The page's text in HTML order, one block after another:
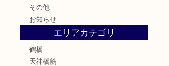
その他
お知らせ
エリアカテゴリ
鶴橋
天神橋筋